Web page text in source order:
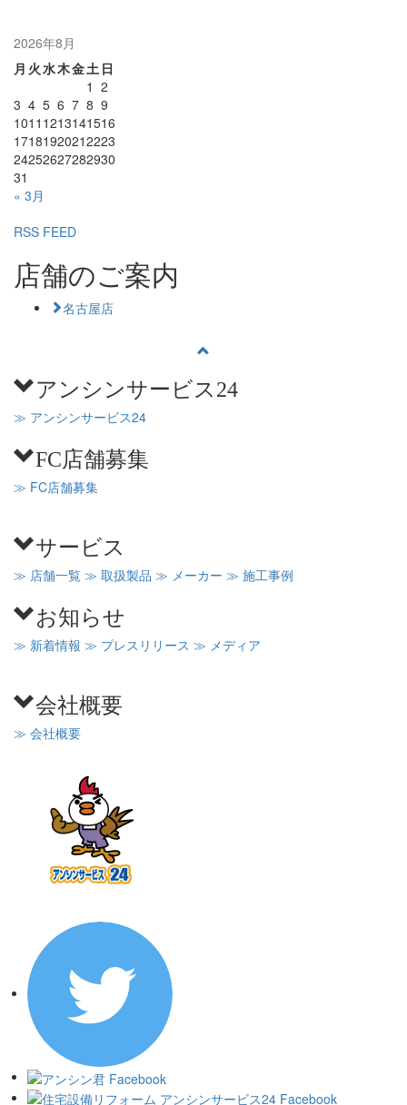
2026年8月
月 火水木金土 日
1 2
3 4 5 6 7 8 9
1011 1213141516
17181920212223
24252627282930
31
« 3月
RSS FEED
店舗のご案内
名古屋店
アンシンサービス24
≫ アンシンサービス24
FC店舗募集
≫ FC店舗募集
サービス
≫ 店舗一覧 ≫ 取扱製品 ≫ メーカー ≫ 施工事例
お知らせ
≫ 新着情報 ≫ プレスリリース ≫ メディア
会社概要
≫ 会社概要